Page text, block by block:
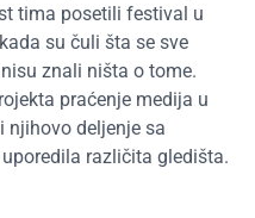
tima posetili festival u
su čuli šta se sve
znali ništa o tome.
praćenje medija u
deljenje sa
različita gledišta.